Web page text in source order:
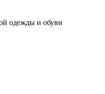
одежды и обуви